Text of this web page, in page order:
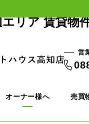
リア 賃貸物
営
オーナー様へ 売買